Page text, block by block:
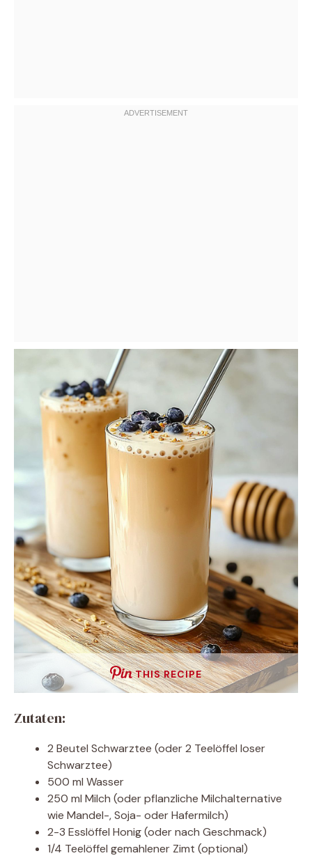
THIS RECIPE
Zutaten:
2 Beutel Schwarztee (oder 2 Teelöffel loser
Schwarztee)
500 ml Wasser
250 ml Milch (oder pflanzliche Milchalternative
wie Mandel-, Soja- oder Hafermilch)
2-3 Esslöffel Honig (oder nach Geschmack)
1/4 Teelöffel gemahlener Zimt (optional)